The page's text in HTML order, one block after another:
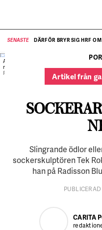
SENASTE DÄRFÖR BRYR SIG HRF
Arbetsplatsen Radisson Blu Waterfront
modell för en av Tek Rokas
FOTO:
Artikel från
Slingrande ödlor
sockerskulptören Tek
han på Radisson
CARITA